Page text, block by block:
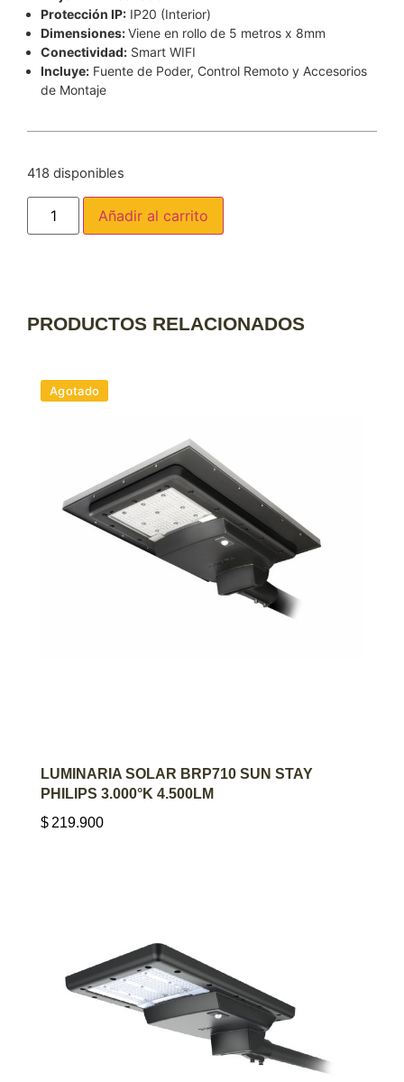
Protección IP: IP20 (Interior)
Dimensiones:Viene en rollo de 5 metros x 8mm
Conectividad: Smart WIFI
Incluye: Fuente de Poder, Control Remoto y Accesorios
de Montaje
418 disponibles
Añadir al carrito
PRODUCTOS RELACIONADOS
Agotado
AGREGAR AL CARRITO
LUMINARIA SOLAR BRP710 SUN STAY
PHILIPS 3.000°K 4.500LM
$ 219.900